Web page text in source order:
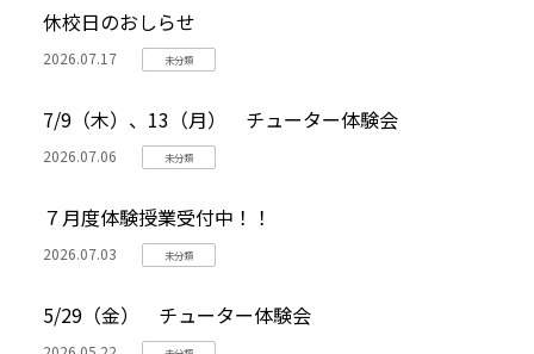
休校日のおしらせ
2026.07.17 未分類
7/9（木）、13（月） チューター体験会
2026.07.06 未分類
７月度体験授業受付中！！
2026.07.03 未分類
5/29（金） チューター体験会